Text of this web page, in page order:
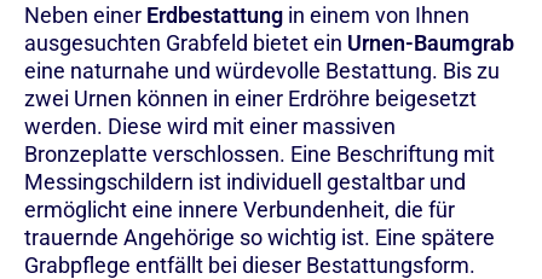
Neben einer Erdbestattung in einem von Ihnen
ausgesuchten Grabfeld bietet ein Urnen-Baumgrab
eine naturnahe und würdevolle Bestattung. Bis zu
zwei Urnen können in einer Erdröhre beigesetzt
werden. Diese wird mit einer massiven
Bronzeplatte verschlossen. Eine Beschriftung mit
Messingschildern ist individuell gestaltbar und
ermöglicht eine innere Verbundenheit, die für
trauernde Angehörige so wichtig ist. Eine spätere
Grabpflege entfällt bei dieser Bestattungsform.